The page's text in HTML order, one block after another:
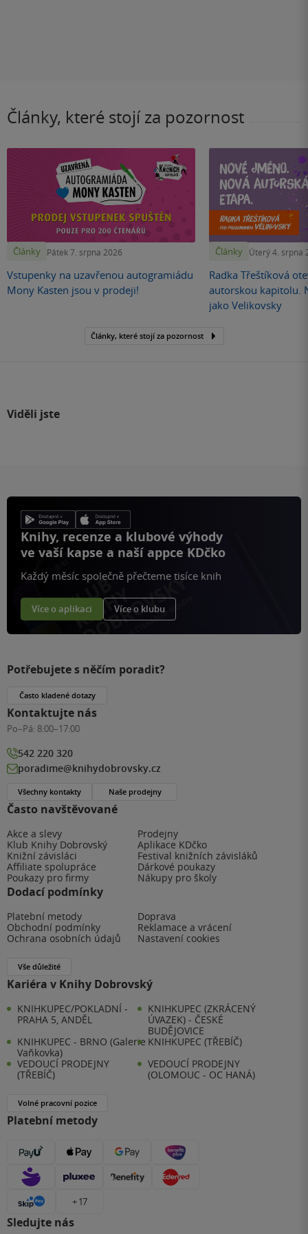
Články, které stojí za pozornost
Články Pátek 7. srpna 2026
Vstupenky na uzavřenou autogramiádu
Mony Kasten jsou v prodeji!
Články Úterý 4. srpna
Radka Třeštíková
autorskou kapitolu.
jako Velikovsky
Články, které stojí za pozornost
Viděli jste
Knihy, recenze a klubové výhody
ve vaší kapse a naší appce KDčko
Každý měsíc společně přečteme tisíce knih
Více o aplikaci Více o klubu
Často navštěvované
Akce a slevy
Prodejny
Klub Knihy Dobrovský
Aplikace KDčko
Knižní závisláci
Festival knižních závisláků
Affiliate spolupráce
Dárkové poukazy
Poukazy pro firmy
Nákupy pro školy
Dodací podmínky
Platební metody
Doprava
Obchodní podmínky
Reklamace a vrácení
Ochrana osobních údajů
Nastavení cookies
Vše důležité
Kariéra v Knihy Dobrovský
KNIHKUPEC/POKLADNÍ -
PRAHA 5, ANDĚL
KNIHKUPEC (ZKRÁCENÝ
ÚVAZEK) - ČESKÉ
BUDĚJOVICE
KNIHKUPEC - BRNO (Galerie
Vaňkovka)
KNIHKUPEC (TŘEBÍČ)
VEDOUCÍ PRODEJNY
(TŘEBÍČ)
VEDOUCÍ PRODEJNY
(OLOMOUC - OC HANÁ)
Volné pracovní pozice
Platební metody
+ 17
Sledujte nás
Potřebujete s něčím poradit?
Často kladené dotazy
Kontaktujte nás
Po–Pá: 8:00–17:00
542 220 320
poradime@knihydobrovsky.cz
Všechny kontakty Naše prodejny